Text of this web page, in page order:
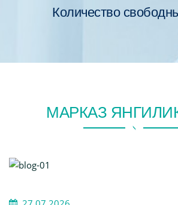
Количество
МАРКАЗ